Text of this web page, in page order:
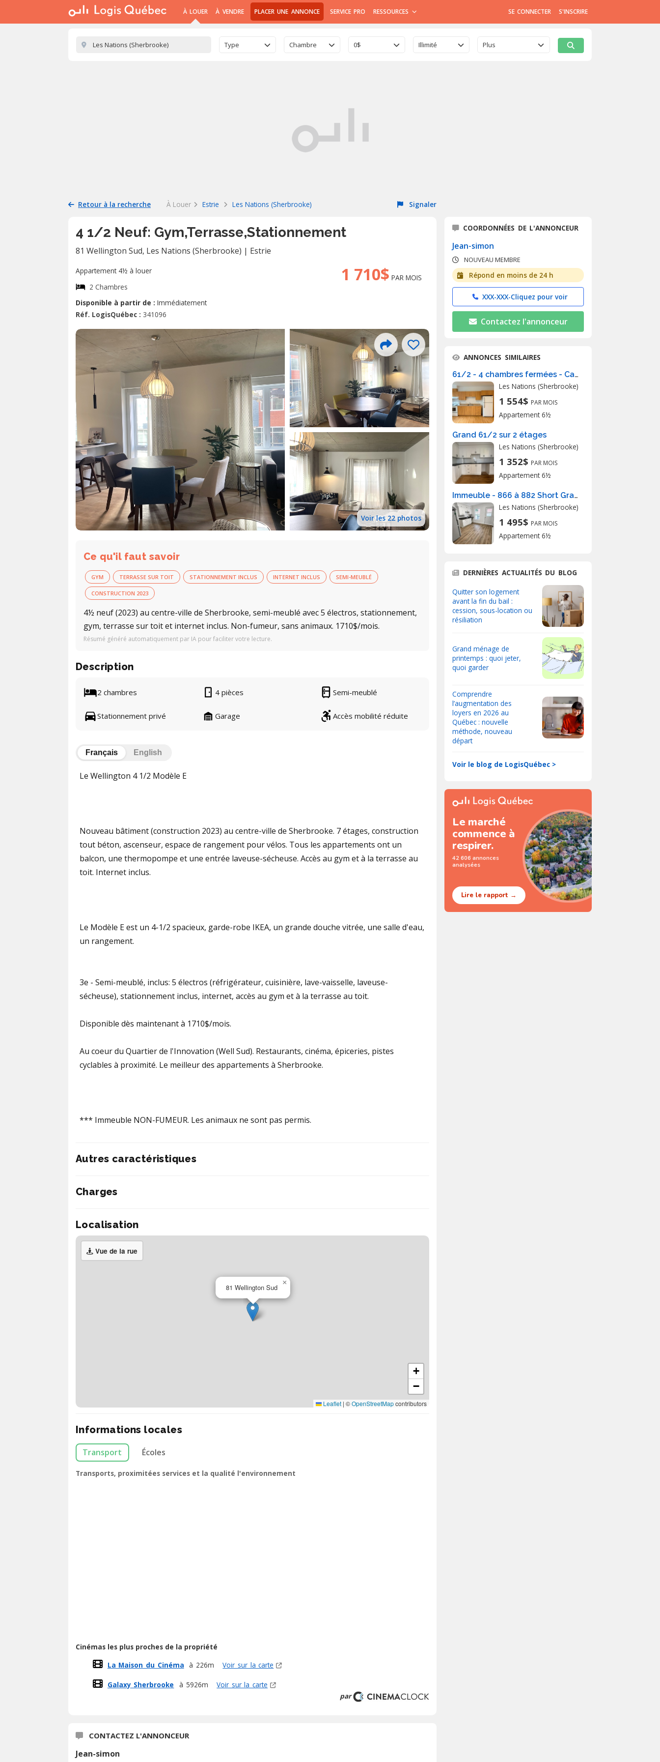
À LOUER À VENDRE PLACER UNE ANNONCE SERVICE PRO RESSOURCES SE CONNECTER S'INSCRIRE
Type Chambre 0$ Illimité Plus
Retour à la recherche À Louer Estrie Les Nations (Sherbrooke) Signaler
4 1/2 Neuf: Gym,terrasse,stationnement
81 Wellington Sud, Les Nations (Sherbrooke) | Estrie
1 710$ PAR MOIS
Appartement 4½ à louer
2 Chambres
Disponible à partir de : Immédiatement
Réf. LogisQuébec : 341096
Voir les 22 photos
Ce qu'il faut savoir
GYM TERRASSE SUR TOIT STATIONNEMENT INCLUS INTERNET INCLUS SEMI-MEUBLÉ
CONSTRUCTION 2023
4½ neuf (2023) au centre-ville de Sherbrooke, semi-meublé avec 5 électros, stationnement,
gym, terrasse sur toit et internet inclus. Non-fumeur, sans animaux. 1710$/mois.
Résumé généré automatiquement par IA pour faciliter votre lecture.
Description
2 chambres 4 pièces Semi-meublé
Stationnement privé Garage Accès mobilité réduite
Français English
Le Wellington 4 1/2 Modèle E
Nouveau bâtiment (construction 2023) au centre-ville de Sherbrooke. 7 étages, construction
tout béton, ascenseur, espace de rangement pour vélos. Tous les appartements ont un
balcon, une thermopompe et une entrée laveuse-sécheuse. Accès au gym et à la terrasse au
toit. Internet inclus.
Le Modèle E est un 4-1/2 spacieux, garde-robe IKEA, un grande douche vitrée, une salle d'eau,
un rangement.
3e - Semi-meublé, inclus: 5 électros (réfrigérateur, cuisinière, lave-vaisselle, laveuse-
sécheuse), stationnement inclus, internet, accès au gym et à la terrasse au toit.
Disponible dès maintenant à 1710$/mois.
Au coeur du Quartier de l'Innovation (Well Sud). Restaurants, cinéma, épiceries, pistes
cyclables à proximité. Le meilleur des appartements à Sherbrooke.
*** Immeuble NON-FUMEUR. Les animaux ne sont pas permis.
Autres caractéristiques
Charges
Localisation
Vue de la rue
81 Wellington Sud
×
+
−
Leaflet | ©OpenStreetMapcontributors
Informations locales
Transport Écoles
Transports, proximitées services et la qualité l'environnement
Cinémas les plus proches de la propriété
La Maison du Cinéma à 226m Voir sur la carte
Galaxy Sherbrooke à 5926m
Voir sur la carte
par
CONTACTEZ L'ANNONCEUR
Jean-simon
COORDONNÉES DE L'ANNONCEUR
Jean-simon
NOUVEAU MEMBRE
Répond en moins de 24 h
XXX-XXX-Cliquez pour voir
Contactez l'annonceur
ANNONCES SIMILAIRES
61/2 - 4 chambres fermées - Cachet
Les Nations (Sherbrooke)
1 554$ PAR MOIS
Appartement 6½
Grand 61/2 sur 2 étages
Les Nations (Sherbrooke)
1 352$ PAR MOIS
Appartement 6½
Immeuble - 866 à 882 Short Grand 6 1/2 à Sherbrooke
Les Nations (Sherbrooke)
1 495$ PAR MOIS
Appartement 6½
DERNIÈRES ACTUALITÉS DU BLOG
Quitter son logement
avant la fin du bail :
cession, sous-location ou
résiliation
Grand ménage de
printemps : quoi jeter,
quoi garder
Comprendre
l’augmentation des
loyers en 2026 au
Québec : nouvelle
méthode, nouveau
départ
Voir le blog de LogisQuébec >
Le marché
commence à
respirer.
42 606 annonces
analysées
Lire le rapport →